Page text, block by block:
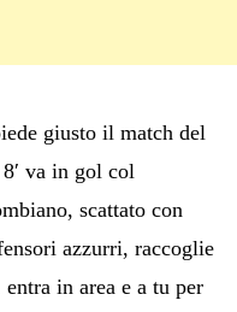
giusto il match del
va in gol col
scattato con
azzurri, raccoglie
in area e a tu per